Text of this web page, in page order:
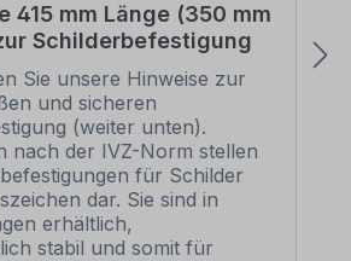
415 mm Länge (350 mm
Schilderbefestigung
Sie unsere Hinweise zur
und sicheren
(weiter unten).
nach der IVZ-Norm stellen
für Schilder
dar. Sie sind in
erhältlich,
stabil und somit für